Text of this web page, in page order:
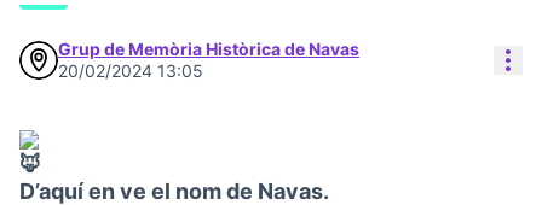
Grup de Memòria Històrica de Navas
20/02/2024 13:05
D’aquí en ve el nom de Navas.